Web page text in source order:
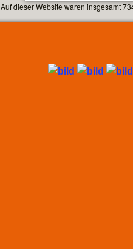
Auf dieser Website waren insgesamt